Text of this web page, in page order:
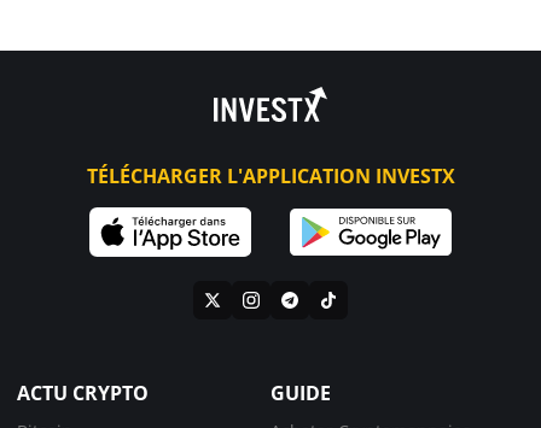
TÉLÉCHARGER L'APPLICATION INVESTX
ACTU CRYPTO GUIDE